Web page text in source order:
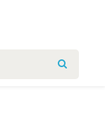
SEARCH